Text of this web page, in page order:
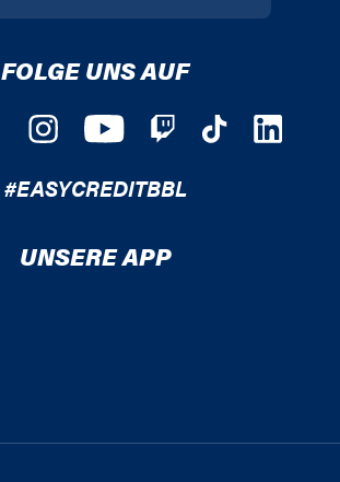
FOLGE UNS AUF
#EASYCREDITBBL
UNSERE APP